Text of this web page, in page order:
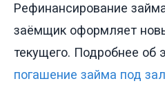
Рефинансирование
заёмщик оформляет
текущего. Подробнее об
погашение займа под